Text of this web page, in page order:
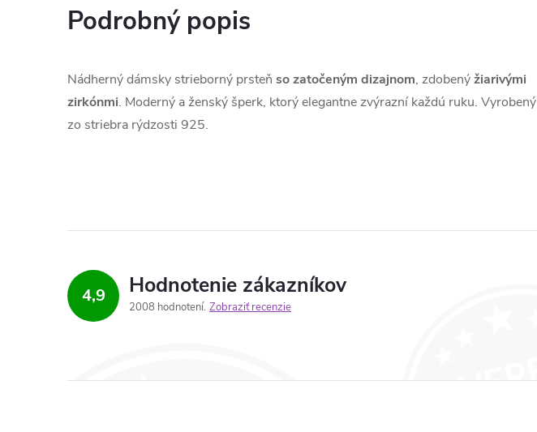
Podrobný popis
Nádherný dámsky strieborný prsteň so zatočeným dizajnom, zdobenýžiarivými
zirkónmi. Moderný a ženský šperk, ktorý elegantne zvýrazní každú ruku. Vyrobený
zo striebra rýdzosti 925.
4,9 Hodnotenie zákazníkov
2008 hodnotení Zobraziť recenzie